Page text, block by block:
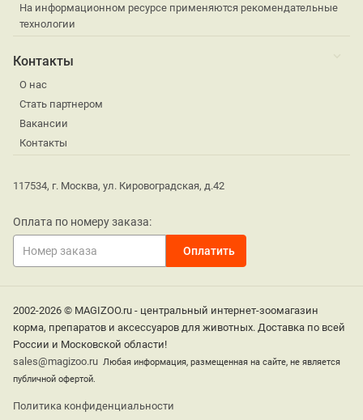
На информационном ресурсе применяются рекомендательные
технологии
Контакты
О нас
Стать партнером
Вакансии
Контакты
117534, г. Москва, ул. Кировоградская, д.42
Оплата по номеру заказа:
2002-2026 © MAGIZOO.ru - центральный интернет-зоомагазин
корма, препаратов и аксессуаров для животных. Доставка по всей
России и Московской области!
sales@magizoo.ru Любая информация, размещенная на сайте, не является
публичной офертой.
Политика конфиденциальности